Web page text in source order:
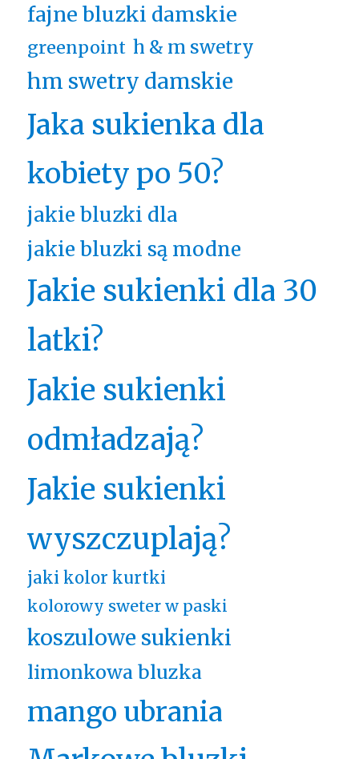
fajne bluzki damskie
greenpoint h & m swetry
hm swetry damskie
Jaka sukienka dla
kobiety po 50?
jakie bluzki dla
jakie bluzki są modne
Jakie sukienki dla 30
latki?
Jakie sukienki
odmładzają?
Jakie sukienki
wyszczuplają?
jaki kolor kurtki
kolorowy sweter w paski
koszulowe sukienki
limonkowa bluzka
mango ubrania